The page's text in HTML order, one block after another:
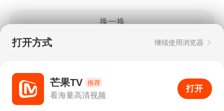
换一换
0
打开APP
打开方式 继续使用浏览器
芒果TV 推荐
看海量高清视频
打开